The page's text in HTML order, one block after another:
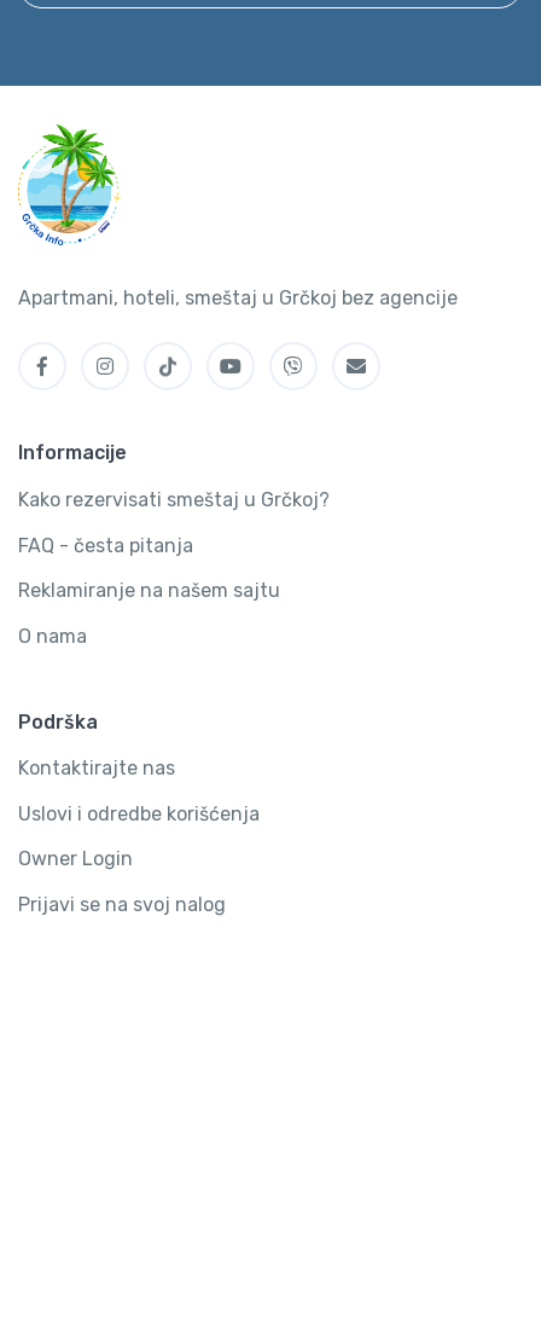
Apartmani, hoteli, smeštaj u Grčkoj bez agencije
Informacije
Kako rezervisati smeštaj u Grčkoj?
FAQ - česta pitanja
Reklamiranje na našem sajtu
O nama
Podrška
Kontaktirajte nas
Uslovi i odredbe korišćenja
Owner Login
Prijavi se na svoj nalog